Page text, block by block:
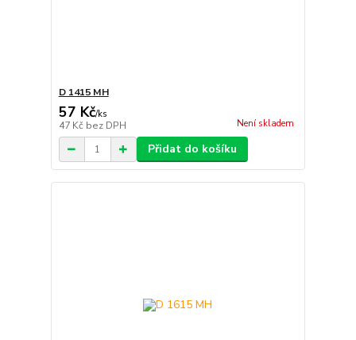
D 1415 MH
57 Kč/ks
47 Kč bez DPH Není skladem
Přidat do košíku